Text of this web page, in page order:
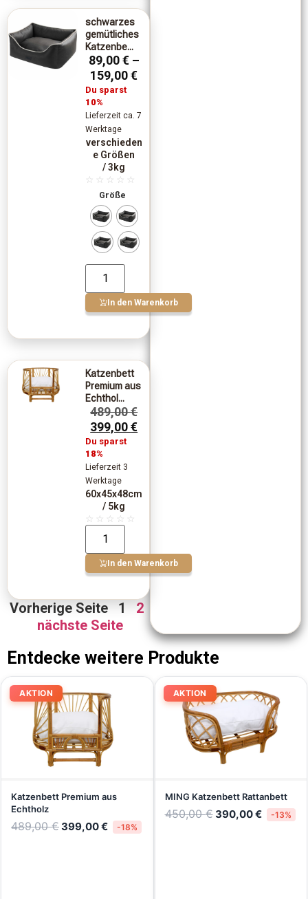
schwarzes
gemütliches
Katzenbe...
89,00€ –
159,00€
Du sparst
10%
Lieferzeit ca. 7
Werktage
verschieden
e Größen
/ 3kg
☆ ☆ ☆ ☆ ☆
Größe
In den Warenkorb
Katzenbett
Premium aus
Echthol...
489,00€
399,00€
Du sparst
18%
Lieferzeit 3
Werktage
60x45x48cm
/ 5kg
☆ ☆ ☆ ☆ ☆
In den Warenkorb
Vorherige Seite 1
2
nächste Seite
Entdecke weitere Produkte
AKTION
Katzenbett Premium aus
Echtholz
489,00€ 399,00€ -18%
AKTION
MING Katzenbett Rattanbett
450,00€ 390,00€ -13%